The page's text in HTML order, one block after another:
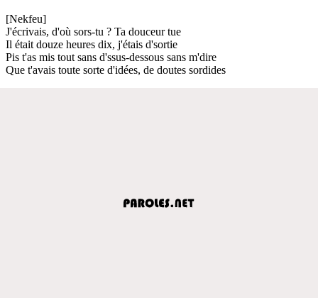
[Nekfeu]
J'écrivais, d'où sors-tu ? Ta douceur tue
Il était douze heures dix, j'étais d'sortie
Pis t'as mis tout sans d'ssus-dessous sans m'dire
Que t'avais toute sorte d'idées, de doutes sordides